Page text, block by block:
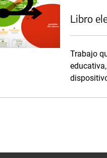
Libro
Trabajo